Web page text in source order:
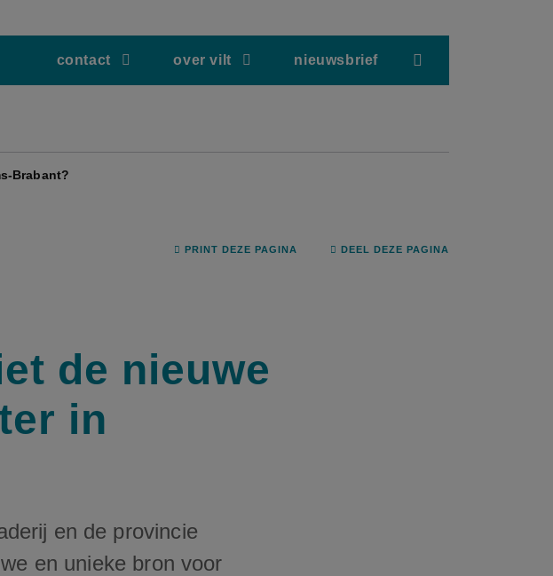
contact over vilt nieuwsbrief
Brabant?
PRINT DEZE PAGINA DEEL DEZE PAGINA
de nieuwe
in
en de provincie
en unieke bron voor